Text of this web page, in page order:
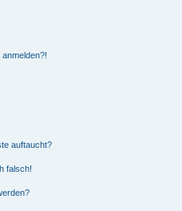
auftaucht?
falsch!